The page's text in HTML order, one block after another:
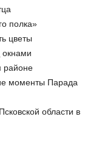
полка»
цветы
окнами
районе
моменты Парада
области в